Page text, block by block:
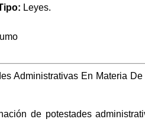
Leyes.
Administrativas En Materia
de potestades